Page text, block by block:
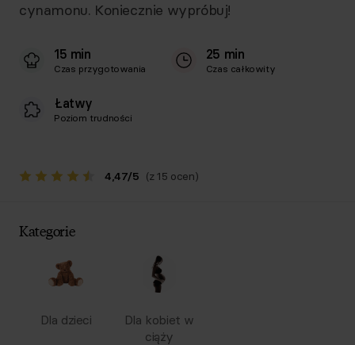
cynamonu. Koniecznie wypróbuj!
15 min
Czas przygotowania
25 min
Czas całkowity
Łatwy
Poziom trudności
4,47/5 (z 15 ocen)
Kategorie
Dla dzieci
Dla kobiet w
ciąży